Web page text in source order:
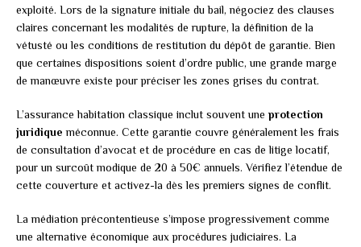
exploité. Lors de la signature initiale du bail, négociez des clauses
claires concernant les modalités de rupture, la définition de la
vétusté ou les conditions de restitution du dépôt de garantie. Bien
que certaines dispositions soient d’ordre public, une grande marge
de manœuvre existe pour préciser les zones grises du contrat.
L’assurance habitation classique inclut souvent une protection
juridique méconnue. Cette garantie couvre généralement les frais
de consultation d’avocat et de procédure en cas de litige locatif,
pour un surcoût modique de 20 à 50€ annuels. Vérifiez l’étendue de
cette couverture et activez-la dès les premiers signes de conflit.
La médiation précontentieuse s’impose progressivement comme
une alternative économique aux procédures judiciaires. La